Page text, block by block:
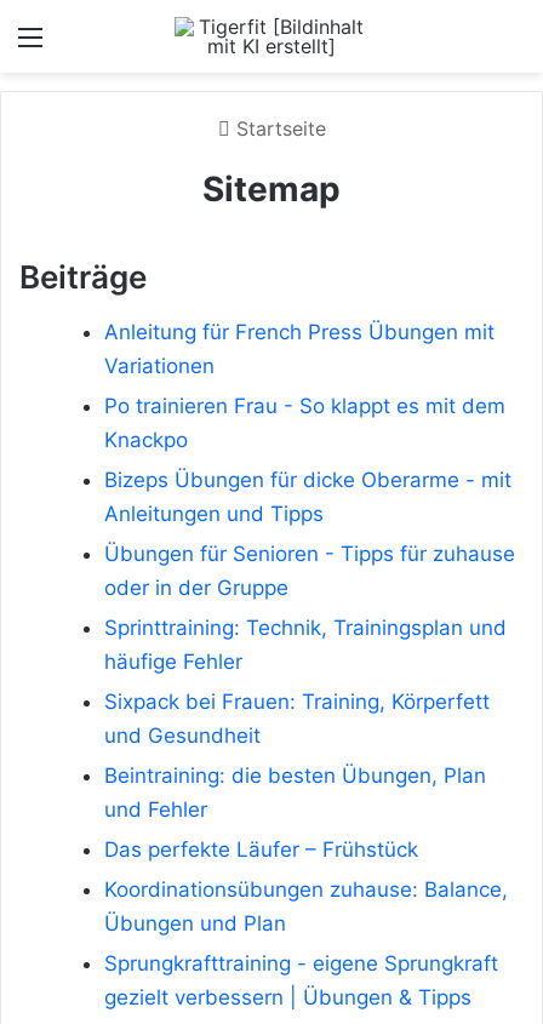
Startseite
Sitemap
Beiträge
Anleitung für French Press Übungen mit
Variationen
Po trainieren Frau - So klappt es mit dem
Knackpo
Bizeps Übungen für dicke Oberarme - mit
Anleitungen und Tipps
Übungen für Senioren - Tipps für zuhause
oder in der Gruppe
Sprinttraining: Technik, Trainingsplan und
häufige Fehler
Sixpack bei Frauen: Training, Körperfett
und Gesundheit
Beintraining: die besten Übungen, Plan
und Fehler
Das perfekte Läufer – Frühstück
Koordinationsübungen zuhause: Balance,
Übungen und Plan
Sprungkrafttraining - eigene Sprungkraft
gezielt verbessern | Übungen & Tipps